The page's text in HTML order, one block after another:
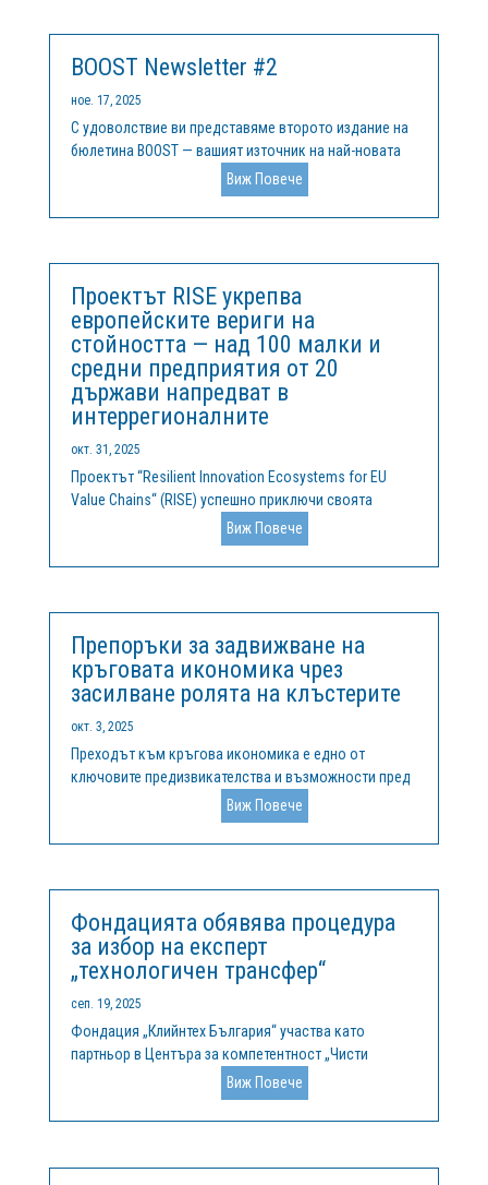
BOOST Newsletter #2
ное. 17, 2025
С удоволствие ви представяме второто издание на
бюлетина BOOST — вашият източник на най-новата
информация за това как се справяме с различията в
областта на научните изследвания и иновациите в
Европа. В този брой ще откриете:🔬 Разлика в
Виж Повече
Проектът RISE укрепва
европейските вериги на
стойността — над 100 малки и
средни предприятия от 20
държави напредват в
интеррегионалните
окт. 31, 2025
Проектът “Resilient Innovation Ecosystems for EU
Value Chains“ (RISE) успешно приключи своята
двугодишна мисия за ускоряване на
сътрудничеството, изграждането на капацитет и
готовността за инвестиции в иновационните
за...
Виж Повече
Препоръки за задвижване на
кръговата икономика чрез
засилване ролята на клъстерите
окт. 3, 2025
Преходът към кръгова икономика е едно от
ключовите предизвикателства и възможности пред
Европа в стремежа ѝ към устойчивост,
конкурентоспособност и устойчиво развитие. В
сърцевината на тази трансформация стоят
институции...
Виж Повече
Фондацията обявява процедура
за избор на експерт
„технологичен трансфер“
сеп. 19, 2025
Фондация „Клийнтех България“ участва като
партньор в Центъра за компетентност „Чисти
технологии за устойчива околна среда – води,
отпадъци, енергия за кръгова икономика“,
финансиран по Програма „Научни изследвания,
Виж Повече